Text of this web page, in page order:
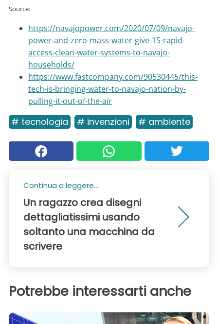
Source:
https://navajopower.com/2020/07/09/navajo-
power-and-zero-mass-water-give-15-rapid-
access-clean-water-systems-to-navajo-
households/
https://www.fastcompany.com/90530445/this-
tech-is-bringing-water-to-navajo-nation-by-
pulling-it-out-of-the-air
# tecnologia # invenzioni # ambiente
Continua a leggere...
Un ragazzo crea disegni
dettagliatissimi usando
soltanto una macchina da
scrivere
Potrebbe interessarti anche